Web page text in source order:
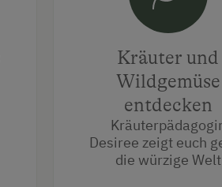
Kräuter und
Wildgemüse
entdecken
Desiree zeigt euch
die würzige Welt